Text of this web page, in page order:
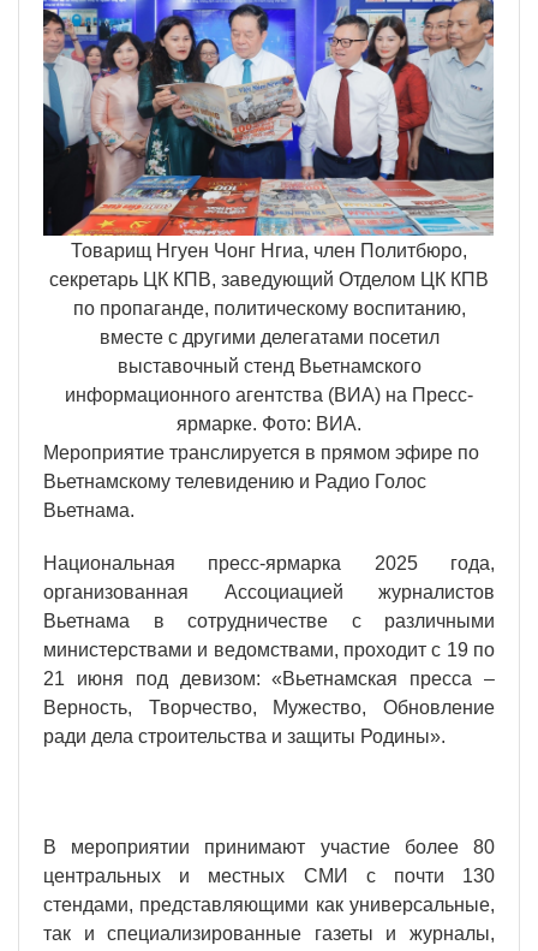
Товарищ Нгуен Чонг Нгиа, член Политбюро,
секретарь ЦК КПВ, заведующий Отделом ЦК КПВ
по пропаганде, политическому воспитанию,
вместе с другими делегатами посетил
выставочный стенд Вьетнамского
информационного агентства (ВИА) на Пресс-
ярмарке. Фото: ВИА.
Мероприятие транслируется в прямом эфире по
Вьетнамскому телевидению и Радио Голос
Вьетнама.
Национальная пресс-ярмарка 2025 года,
организованная Ассоциацией журналистов
Вьетнама в сотрудничестве с различными
министерствами и ведомствами, проходит с 19 по
21 июня под девизом: «Вьетнамская пресса –
Верность, Творчество, Мужество, Обновление
ради дела строительства и защиты Родины».
В мероприятии принимают участие более 80
центральных и местных СМИ с почти 130
стендами, представляющими как универсальные,
так и специализированные газеты и журналы,